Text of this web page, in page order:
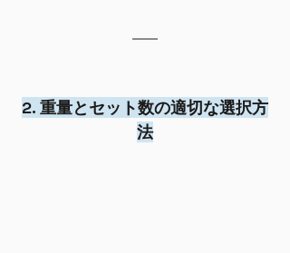
2. 重量とセット数の適切な選択方
法